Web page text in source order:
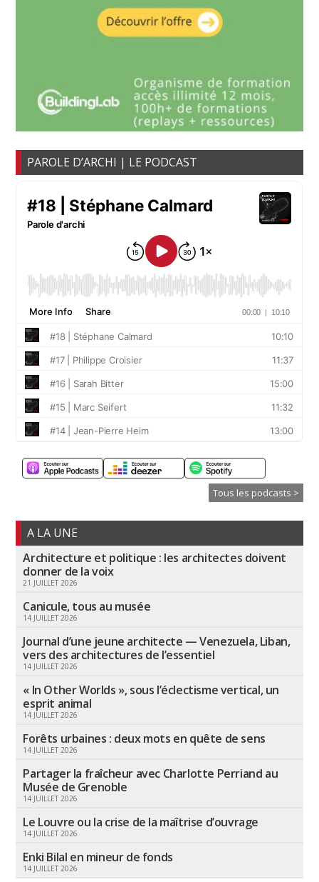
PAROLE D’ARCHI | LE PODCAST
Tous les podcasts >
A LA UNE
Architecture et politique : les architectes doivent
donner de la voix
21 JUILLET 2026
Canicule, tous au musée
14 JUILLET 2026
Journal d’une jeune architecte — Venezuela, Liban,
vers des architectures de l’essentiel
14 JUILLET 2026
« In Other Worlds », sous l’éclectisme vertical, un
esprit animal
14 JUILLET 2026
Forêts urbaines : deux mots en quête de sens
14 JUILLET 2026
Partager la fraîcheur avec Charlotte Perriand au
Musée de Grenoble
14 JUILLET 2026
Le Louvre ou la crise de la maîtrise d’ouvrage
14 JUILLET 2026
Enki Bilal en mineur de fonds
14 JUILLET 2026